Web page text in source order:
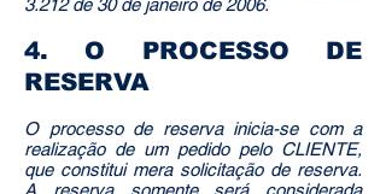
4. O PROCESSO DE
RESERVA
O processo de reserva inicia-se com a
realização de um pedido pelo CLIENTE,
que constitui mera solicitação de reserva.
A reserva somente será considerada